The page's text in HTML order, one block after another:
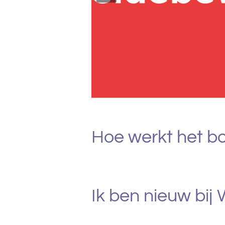
Hoe werkt het
Ik ben nieuw bij